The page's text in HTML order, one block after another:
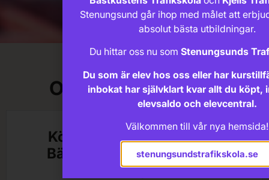
Om körlektionerna
Körlektioner för Moped –
Bästkustens Trafikskola i
Stenungsund
Stenungsund går ihop med målet att
absolut bästa utbildningar.
Du hittar oss nu som Stenungsunds
Du som är elev hos oss eller har
inbokat har självklart kvar allt du köpt,
elevsaldo och elevcentral.
Välkommen till vår nya hemsida!
stenungsundstrafikskola.se